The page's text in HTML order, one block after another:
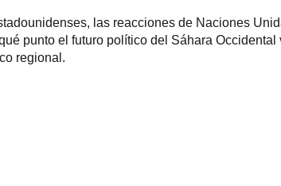
las reacciones de Naciones
punto el futuro político del Sáhara Occidental
regional.